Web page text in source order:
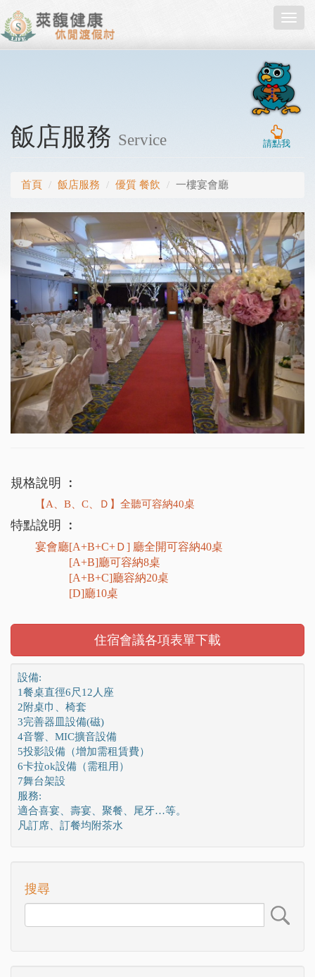
請點我
飯店服務 Service
首頁 飯店服務 優質 餐飲 一樓宴會廳
規格說明 ︰
【A、B、C、Ｄ】全聽可容納40桌
特點說明 ︰
宴會廳[A+B+C+Ｄ]廳全開可容納40桌
[A+B]廳可容納8桌
[A+B+C]廳容納20桌
[D]廳10桌
住宿會議各項表單下載
設備:
1餐桌直徑6尺12人座
2附桌巾、椅套
3完善器皿設備(磁)
4音響、MIC擴音設備
5投影設備（增加需租賃費）
6卡拉ok設備（需租用）
7舞台架設
服務:
適合喜宴、壽宴、聚餐、尾牙…等。
凡訂席、訂餐均附茶水
搜尋